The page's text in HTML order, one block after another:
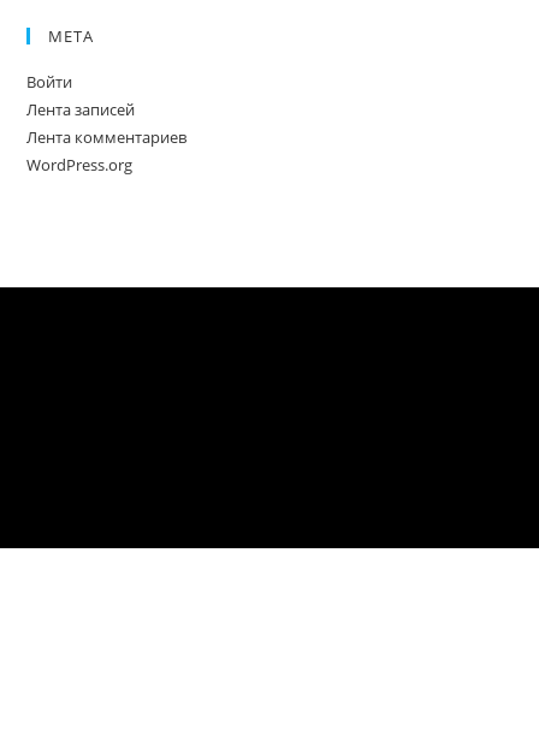
МЕТА
Войти
Лента записей
Лента комментариев
WordPress.org